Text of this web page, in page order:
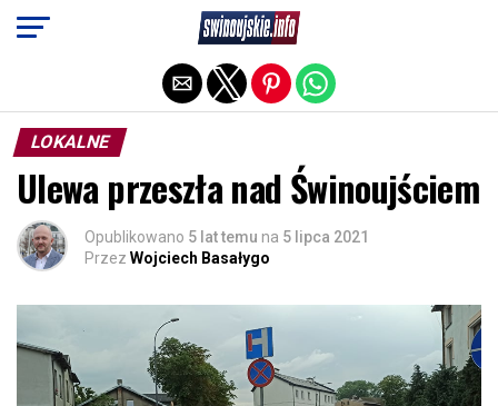
LOKALNE
Ulewa przeszła nad Świnoujściem
Opublikowano 5 lat temu na 5 lipca 2021
Przez Wojciech Basałygo
Exit mobile version